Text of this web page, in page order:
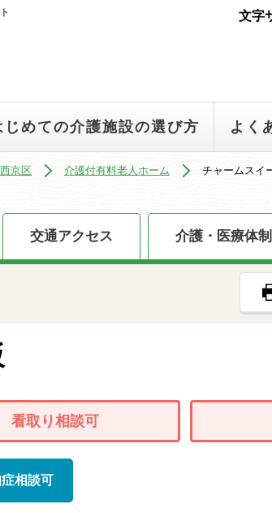
文字
じめての介護施設の選び方 よく
京区 介護付有料老人ホーム チャームスイ
交通アクセス 介護・医療体制
看取り相談可
相談可